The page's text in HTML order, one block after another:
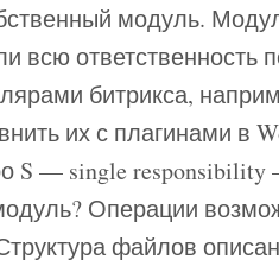
модуль.
всю ответственность
битрикса,
их с плагинами в
S — single
Операции
файлов